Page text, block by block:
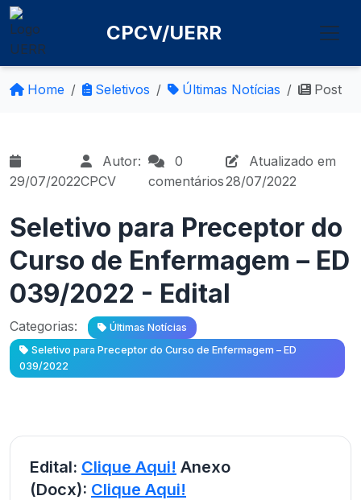
CPCV/UERR
Home Seletivos Últimas Notícias Post
29/07/2022
Autor:
CPCV
0
comentários
Atualizado em
28/07/2022
Seletivo para Preceptor do
Curso de Enfermagem – ED
039/2022 - Edital
Categorias:
Últimas Notícias
Seletivo para Preceptor do Curso de Enfermagem – ED
039/2022
Edital: Clique Aqui! Anexo
(Docx): Clique Aqui!